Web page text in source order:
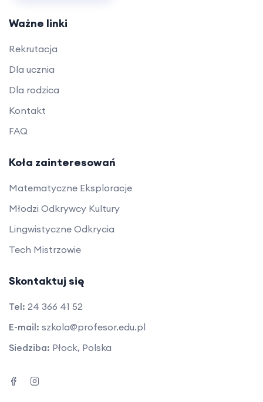
Ważne linki
Rekrutacja
Dla ucznia
Dla rodzica
Kontakt
FAQ
Koła zainteresowań
Matematyczne Eksploracje
Młodzi Odkrywcy Kultury
Lingwistyczne Odkrycia
Tech Mistrzowie
Skontaktuj się
Tel: 24 366 41 52
E-mail: szkola@profesor.edu.pl
Siedziba: Płock, Polska